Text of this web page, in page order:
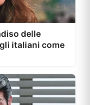
delle
italiani come